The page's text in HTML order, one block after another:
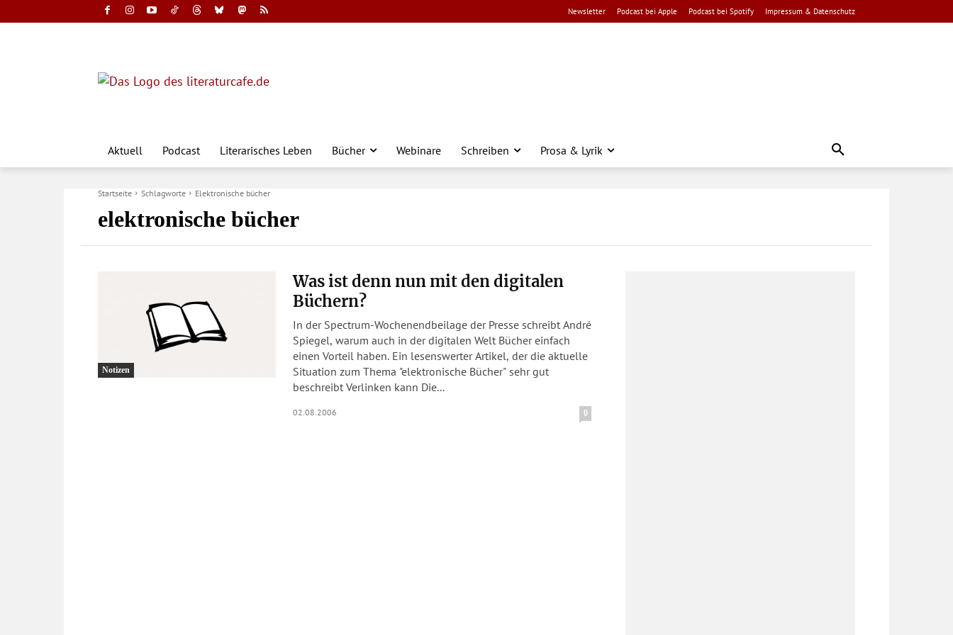
Newsletter Podcast bei Apple Podcast bei Spotify Impressum & Datenschutz
Aktuell Podcast Literarisches Leben Bücher Webinare Schreiben Prosa & Lyrik
Startseite Schlagworte Elektronische bücher
elektronische bücher
Notizen
Was ist denn nun mit den digitalen
Büchern?
In der Spectrum-Wochenendbeilage der Presse schreibt André
Spiegel, warum auch in der digitalen Welt Bücher einfach
einen Vorteil haben. Ein lesenswerter Artikel, der die aktuelle
Situation zum Thema "elektronische Bücher" sehr gut
beschreibt Verlinken kann Die...
02.08.2006 0